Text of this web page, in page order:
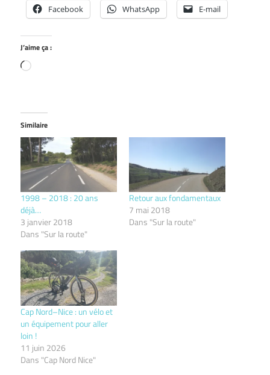
Facebook WhatsApp E-mail
J’aime ça :
Chargement…
Similaire
1998 – 2018 : 20 ans
déjà…
3 janvier 2018
Dans "Sur la route"
Retour aux fondamentaux
7 mai 2018
Dans "Sur la route"
Cap Nord–Nice : un vélo et
un équipement pour aller
loin !
11 juin 2026
Dans "Cap Nord Nice"